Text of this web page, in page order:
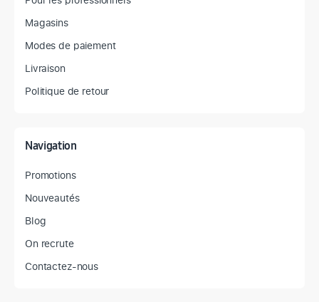
Magasins
Modes de paiement
Livraison
Politique de retour
Navigation
Promotions
Nouveautés
Blog
On recrute
Contactez-nous